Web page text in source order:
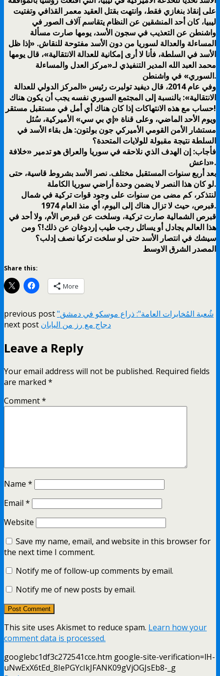
على إنقاذ بنغازي فقط، وانتهت بقتل العقيد معمر القذافي وتفتيت
ليبيا، كان أحد المنشقين عن النظام يتقاسم آلاف الصور في
واشنطن عن التعذيب في سجون الأسد، يومها صارت مسألة
المساءلة والعدالة لسوريا من دون الأسد مفتوحة للنقاش. «إذا ظل
الأسد في السلطة، فأنا لا أرى إمكانية للعدالة الانتقالية»، قال يومها
محمد العبد الله المدير التنفيذي لـ«مركز العدل والمساءلة
السوري» في واشنطن.
وفي عام 2014، قال ديفيد تولبرت رئيس «المركز الدولي للعدالة
الانتقالية»: بالنسبة إلى المجتمع السوري نفسه يجب أن يكون هناك
حساب مع هذه الانتهاكات إذا كان هناك أي أمل في مستقبل مستقر!
ويوم الأحد الماضي، وعلى قناة «إي بي سي» الأميركية، سُئل
مستشار الأمن القومي الأميركي جون بولتون: هل بقاء الأسد في
السلطة نتيجة مقبولة للولايات المتحدة؟
فأجاب: إن الهدف الذي نلاحقه في سوريا والعراق هو تدمير «خلافة
داعش».
بعد أربع سنوات المستقبل مختلف. نصر الأسد بشروط قاسية، حتى
لو كان هذا النصر لا يضمن وحدة أراضي سوريا الكاملة.
لنتذكر، كم مضى من سنوات على وجود قوات تركية في شمال
قبرص، حيث لا تزال هناك إلى اليوم، أي منذ العام 1974.
قبرص الشمالية صارت تركية، وسلخت عن قبرص الأم، ولا أحد في
هذا العالم يجادل أو يسائل رجب طيب إردوغان عن ذلك!؟ ومن
سيشك في انتصار الأسد حتى لو سلخت تركيا نصف إدلب؟
المصدر الشرق الاوسط
Share this:
More
previous post "شُعبة المُخابرات العامة": ذراع موسكو في دمشق
next post دجاج مع رز من اليابان
Leave a Reply
Your email address will not be published. Required fields
are marked *
Comment*
Name *
Email *
Website
Save my name, email, and website in this browser for
the next time I comment.
Notify me of follow-up comments by email.
Notify me of new posts by email.
This site uses Akismet to reduce spam. Learn how your
comment data is processed.
googlebc1df3c272541cce.htm google-site-verification=lH-
uNwExX6tEd_8IePGYcIkJFANK09gVjOGJsEb8-_g